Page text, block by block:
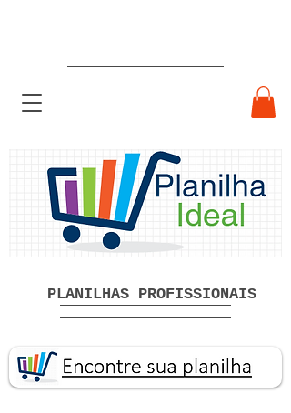
Planilhas Profissionais prontas
Download grátis
PLANILHAS PROFISSIONAIS